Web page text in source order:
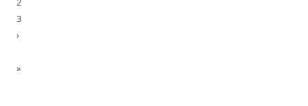
3
›
»